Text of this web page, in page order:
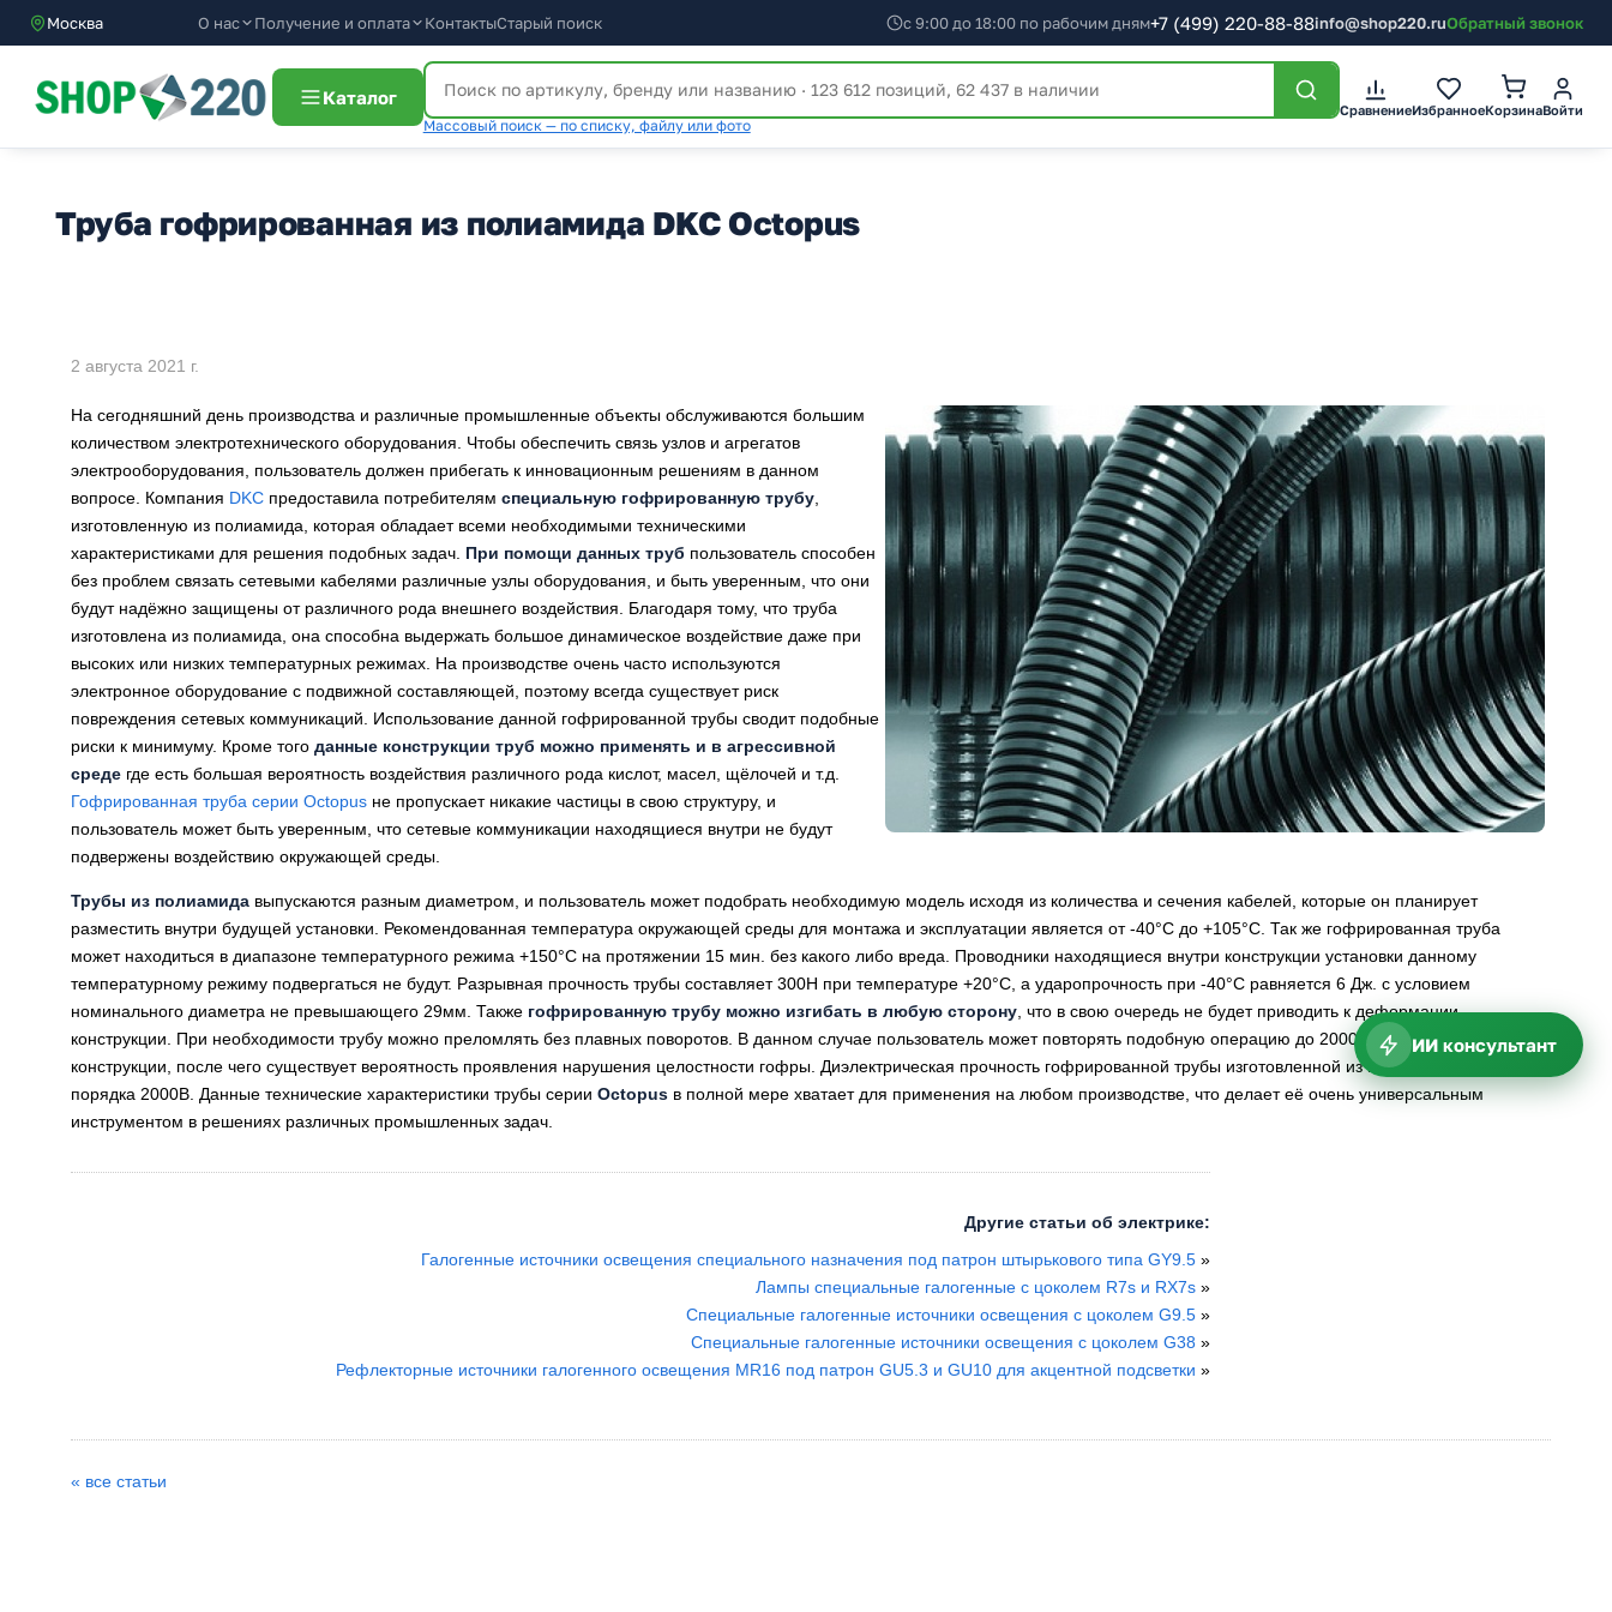
Москва О нас Получение и оплата КонтактыСтарый поиск с 9:00 до 18:00 по рабочим дням+7 (499) 220-88-88info@shop220.ruОбратный звонок
Каталог
Массовый поиск — по списку, файлу или фото
СравнениеИзбранноеКорзинаВойти
Труба гофрированная из полиамида DKC Octopus
2 августа 2021 г.
На сегодняшний день производства и различные промышленные объекты обслуживаются большим
количеством электротехнического оборудования. Чтобы обеспечить связь узлов и агрегатов
электрооборудования, пользователь должен прибегать к инновационным решениям в данном
вопросе. Компания DKC предоставила потребителям специальную гофрированную трубу
изготовленную из полиамида, которая обладает всеми необходимыми техническими
характеристиками для решения подобных задач. При помощи данных труб пользователь способен
без проблем связать сетевыми кабелями различные узлы оборудования, и быть уверенным, что они
будут надёжно защищены от различного рода внешнего воздействия. Благодаря тому, что труба
изготовлена из полиамида, она способна выдержать большое динамическое воздействие даже при
высоких или низких температурных режимах. На производстве очень часто используются
электронное оборудование с подвижной составляющей, поэтому всегда существует риск
повреждения сетевых коммуникаций. Использование данной гофрированной трубы сводит подобные
риски к минимуму. Кроме того данные конструкции труб можно применять и в агрессивной
среде где есть большая вероятность воздействия различного рода кислот, масел, щёлочей и т.д.
Гофрированная труба серии Octopus не пропускает никакие частицы в свою структуру, и
пользователь может быть уверенным, что сетевые коммуникации находящиеся внутри не будут
подвержены воздействию окружающей среды.
Трубы из полиамида выпускаются разным диаметром, и пользователь может подобрать необходимую модель исходя из количества и сечения кабелей, которые он планирует
разместить внутри будущей установки. Рекомендованная температура окружающей среды для монтажа и эксплуатации является от -40°С до +105°С. Так же гофрированная труба
может находиться в диапазоне температурного режима +150°С на протяжении 15 мин. без какого либо вреда. Проводники находящиеся внутри конструкции установки данному
температурному режиму подвергаться не будут. Разрывная прочность трубы составляет 300Н при температуре +20°С, а ударопрочность при -40°С равняется 6 Дж. с условием
номинального диаметра не превышающего 29мм. Также гофрированную трубу можно изгибать в любую сторону , что в свою очередь не будет приводить к деформации
конструкции. При необходимости трубу можно преломлять без плавных поворотов. В данном случае пользователь может повторять подобную операцию до 200000 раз на одном месте
конструкции, после чего существует вероятность проявления нарушения целостности гофры. Диэлектрическая прочность гофрированной трубы изготовленной из полиамида составляет
порядка 2000В. Данные технические характеристики трубы серии Octopus в полной мере хватает для применения на любом производстве, что делает её очень универсальным
инструментом в решениях различных промышленных задач.
Другие статьи об электрике:
Галогенные источники освещения специального назначения под патрон штырькового типа GY9.5 »
Лампы специальные галогенные с цоколем R7s и RX7s »
Специальные галогенные источники освещения с цоколем G9.5 »
Специальные галогенные источники освещения с цоколем G38»
Рефлекторные источники галогенного освещения MR16 под патрон GU5.3 и GU10 для акцентной подсветки»
« все статьи
ИИ консультант